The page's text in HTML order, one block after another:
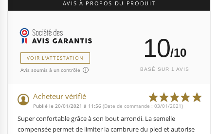
et des univers divers et riches, souvent disponibles dans
devrait jamais se réduire à une question de centimètres, la
marque défend une idée simple : permettre à chacun
AVIS À PROPOS DU PRODUIT
VOIR L'ATTESTATION
Avis soumis à un contrôle
10/10
BASÉ SUR 1 AVIS
Acheteur vérifié
Publié le 20/01/2021 à 11:56 (Date de commande : 03/01/2021)
Super confortable grâce à son bout arrondi. La semelle
compensée permet de limiter la cambrure du pied et autorise